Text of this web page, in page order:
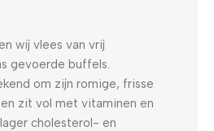
wij vlees van vrij
gevoerde buffels.
om zijn romige, frisse
en zit vol met vitaminen en
cholesterol- en